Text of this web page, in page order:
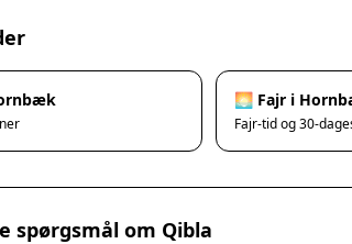
🌅 Fajr i
Fajr-tid og 30-
spørgsmål om Qibla